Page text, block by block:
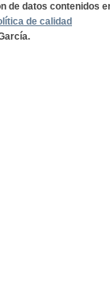
de datos contenidos
de calidad